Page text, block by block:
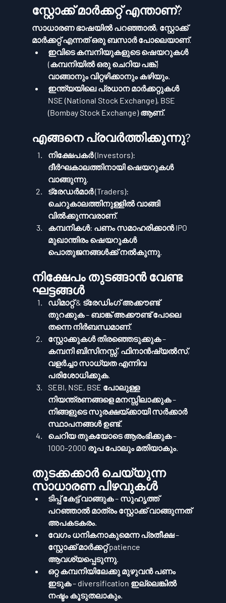
സ്റ്റോക്ക് മാർക്കറ്റ് എന്താണ്?
സാധാരണ ഭാഷയിൽ പറഞ്ഞാൽ, സ്റ്റോക്ക്
മാർക്കറ്റ് എന്നത് ഒരു ബസാർ പോലെയാണ്.
ഇവിടെ കമ്പനിയുകളുടെ ഷെയറുകൾ
(കമ്പനിയിൽ ഒരു ചെറിയ പങ്ക്)
വാങ്ങാനും വിറ്റഴിക്കാനും കഴിയും.
ഇന്ത്യയിലെ പ്രധാന മാർക്കറ്റുകൾ
NSE (National Stock Exchange), BSE
(Bombay Stock Exchange) ആണ്.
എങ്ങനെ പ്രവർത്തിക്കുന്നു?
നിക്ഷേപകർ (Investors):
ദീർഘകാലത്തിനായി ഷെയറുകൾ
വാങ്ങുന്നു.
ട്രേഡർമാർ (Traders):
ചെറുകാലത്തിനുള്ളിൽ വാങ്ങി
വിൽക്കുന്നവരാണ്.
കമ്പനികൾ: പണം സമാഹരിക്കാൻ IPO
മുഖാന്തിരം ഷെയറുകൾ
പൊതുജനങ്ങൾക്ക് നൽകുന്നു.
നിക്ഷേപം തുടങ്ങാൻ വേണ്ട
ഘട്ടങ്ങൾ
ഡിമാറ്റ് & ട്രേഡിംഗ് അക്കൗണ്ട്
തുറക്കുക – ബാങ്ക് അക്കൗണ്ട് പോലെ
തന്നെ നിർബന്ധമാണ്.
സ്റ്റോക്കുകൾ തിരഞ്ഞെടുക്കുക –
കമ്പനി ബിസിനസ്സ്, ഫിനാൻഷ്യൽസ്,
വളർച്ചാ സാധ്യത എന്നിവ
പരിശോധിക്കുക.
SEBI, NSE, BSE പോലുള്ള
നിയന്ത്രണങ്ങളെ മനസ്സിലാക്കുക –
നിങ്ങളുടെ സുരക്ഷയ്ക്കായി സർക്കാർ
സ്ഥാപനങ്ങൾ ഉണ്ട്.
ചെറിയ തുകയോടെ ആരംഭിക്കുക –
1000–2000 രൂപ പോലും മതിയാകും.
തുടക്കക്കാർ ചെയ്യുന്ന
സാധാരണ പിഴവുകൾ
ടിപ്പ് കേട്ട് വാങ്ങുക – സുഹൃത്ത്
പറഞ്ഞാൽ മാത്രം സ്റ്റോക്ക് വാങ്ങുന്നത്
അപകടകരം.
വേഗം ധനികനാകുമെന്ന പ്രതീക്ഷ –
സ്റ്റോക്ക് മാർക്കറ്റ് patience
ആവശ്യപ്പെടുന്നു.
ഒറ്റ കമ്പനിയിലേക്കു മുഴുവൻ പണം
ഇടുക – diversification ഇല്ലെങ്കിൽ
നഷ്ടം കൂടുതലാകും.